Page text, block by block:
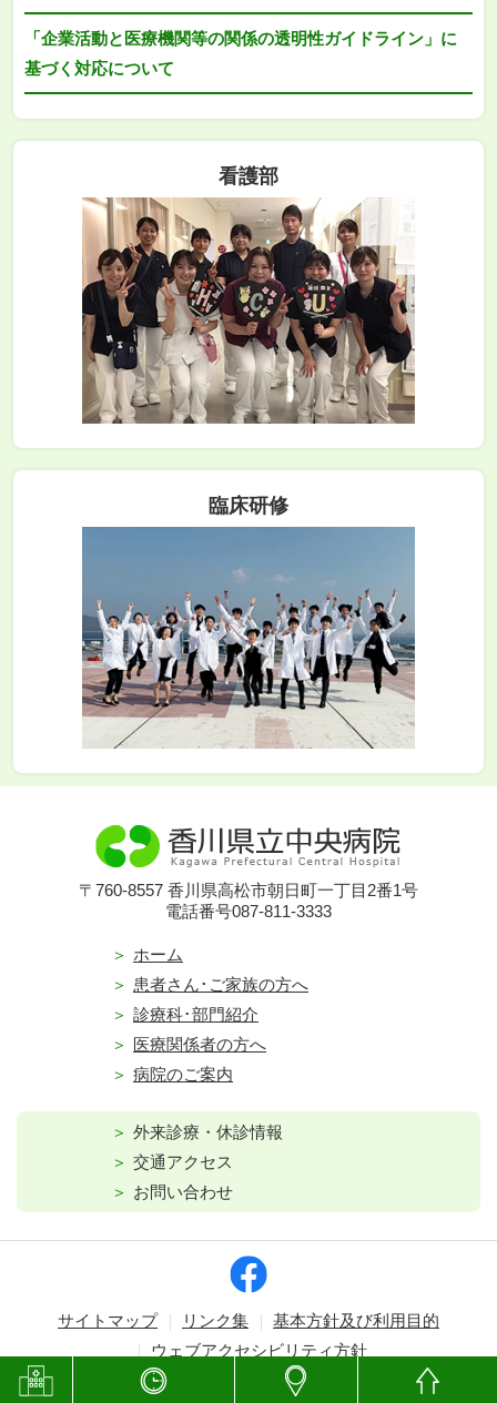
「企業活動と医療機関等の関係の透明性ガイドライン」に
基づく対応について
看護部
臨床研修
〒760-8557 香川県高松市朝日町一丁目2番1号
電話番号087-811-3333
ホーム
患者さん･ご家族の方へ
診療科･部門紹介
医療関係者の方へ
病院のご案内
外来診療・休診情報
交通アクセス
お問い合わせ
サイトマップ リンク集
基本方針及び利用目的
ウェブアクセシビリティ方針
Copyright © Kagawa Prefectural Central Hospital. All rights reserved.